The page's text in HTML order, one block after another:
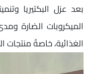
بعد عزل البكتيريا
الميكروبات الضارة
الغذائية، خاصةً منتجات